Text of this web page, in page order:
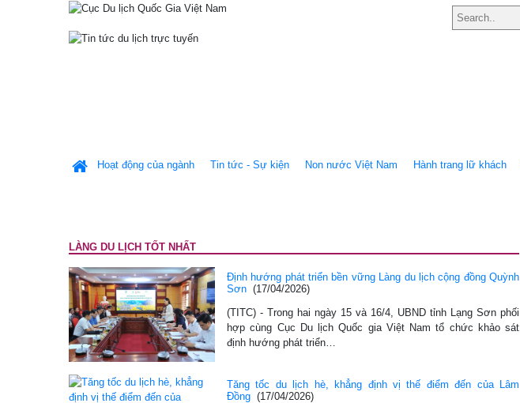
Hoạt động của ngành Tin tức - Sự kiện Non nước Việt Nam Hành trang lữ khách
LÀNG DU LỊCH TỐT NHẤT
Định hướng phát triển bền vững Làng du lịch cộng đồng Quỳnh
Sơn (17/04/2026)
(TITC) - Trong hai ngày 15 và 16/4, UBND tỉnh Lạng Sơn phối
hợp cùng Cục Du lịch Quốc gia Việt Nam tổ chức khảo sát
định hướng phát triển…
Tăng tốc du lịch hè, khẳng định vị thế điểm đến của Lâm
Đồng (17/04/2026)